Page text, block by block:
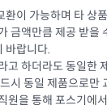
환이 가능하며 타 상
금액만큼 제공 받을
바랍니다.
고 하더라도 동일한
시 동일 제품으로만
원을 통해 포스기에